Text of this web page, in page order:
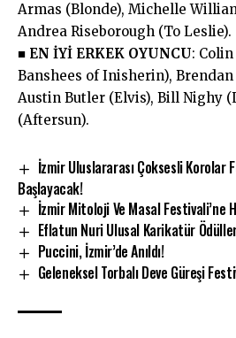
Armas (Blonde), Michelle
Andrea Riseborough (To Leslie).
■ EN İYİ ERKEK OYUNCU:
Banshees of Inisherin),
Austin Butler (Elvis), Bill Nighy
(Aftersun).
İzmir Uluslararası Çoksesli Korolar
Başlayacak!
İzmir Mitoloji Ve Masal Festivali’ne
Eflatun Nuri Ulusal Karikatür
Puccini, İzmir’de Anıldı!
Geleneksel Torbalı Deve Güreşi